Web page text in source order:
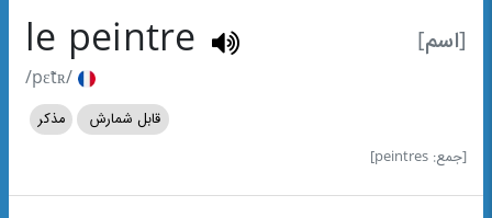
[اسم] le peintre
/pɛ̃tʀ/
قابل شمارش
مذکر
[جمع: peintres]